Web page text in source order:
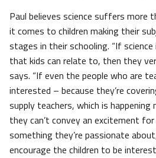
Paul believes science suffers more
it comes to children making their
stages in their schooling. “If
that kids can relate to, then they
says. “If even the people who are
interested – because they’re
supply teachers, which is
they can’t convey an excitement
something they’re passionate
encourage the children to be